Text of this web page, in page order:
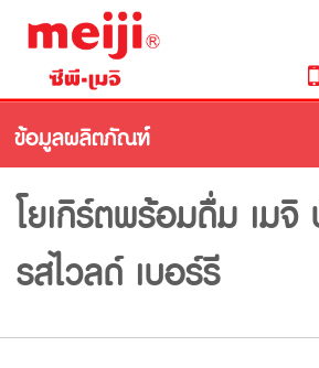
ข้อมูลผลิตภัณฑ์
โยเกิร์ตพร้อมดื่ม เมจิ
รสไวลด์ เบอร์รี